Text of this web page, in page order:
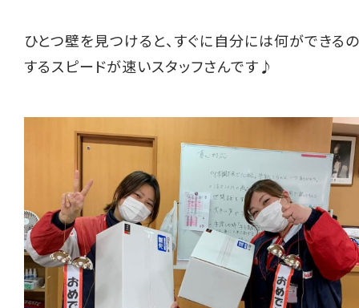
ひとつ壁を見つけると、すぐに自分には何ができる
するスピードが速いスタッフさんです♪